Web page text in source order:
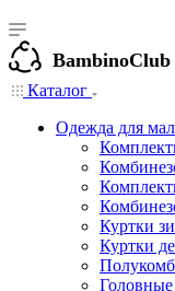
BambinoClub
Каталог
Одежда для
Куртки
Куртки